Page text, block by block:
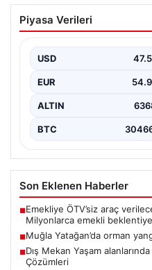
Muğla Yatağan’da
Piyasa Verileri
USD
EUR
ALTIN
BTC
Son Eklenen Haberler
■Emekliye ÖTV’siz araç
Milyonlarca emekli
■Muğla Yatağan’da orman
■Dış Mekan Yaşam
Çözümleri